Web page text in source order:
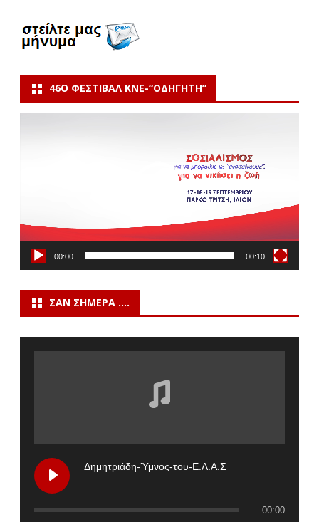
46Ο ΦΕΣΤΙΒΆΛ ΚΝΕ-“ΟΔΗΓΗΤΗ”
Πρόγραμμα
00:00 00:10
ΣΑΝ ΣΉΜΕΡΑ ….
Δημητριάδη-Ύμνος-του-Ε.Λ.Α.Σ
00:00